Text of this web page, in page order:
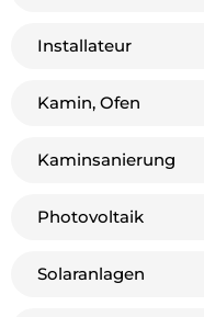
Installateur
Kamin, Ofen
Kaminsanierung
Photovoltaik
Solaranlagen